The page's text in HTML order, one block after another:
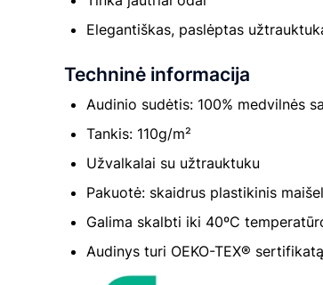
Elegantiškas, paslėptas
Techninė informacija
Audinio sudėtis: 100% medvilnės
Tankis: 110g/m²
Užvalkalai su užtrauktuku
Pakuotė: skaidrus plastikinis
Galima skalbti iki 40ºC
Audinys turi OEKO-TEX®